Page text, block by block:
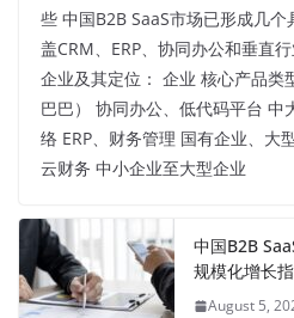
些 中国B2B SaaS市场已形成几
盖CRM、ERP、协同办公和垂直
企业及其定位： 企业 核心产品类
巴巴） 协同办公、低代码平台 中
络 ERP、财务管理 国有企业、大
云财务 中小企业至大型企业
中国B2B
规模化增长
August 5,